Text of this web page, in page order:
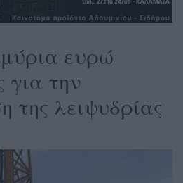
ευρώ
για την
της λειψυδρίας